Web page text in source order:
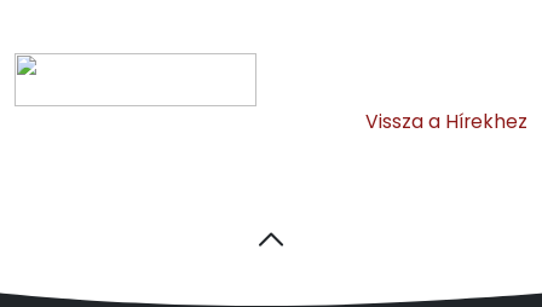
Vissza a Hírekhez